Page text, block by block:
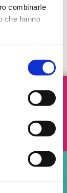
combinarle
che hanno